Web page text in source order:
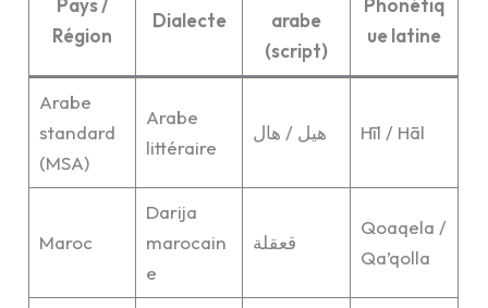
Pays /
Région
Dialecte
arabe
(script)
Phonétiq
ue latine
Arabe
standard
(MSA)
Arabe
littéraire
هيل / هال Hīl / Hāl
Maroc
Darija
marocain
e
قعقلة
Qoaqela /
Qa’qolla